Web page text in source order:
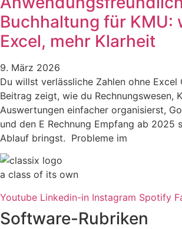
Buchhaltung für KMU:
Excel, mehr Klarheit
9. März 2026
Du willst verlässliche Zahlen ohne Excel
Beitrag zeigt, wie du Rechnungswesen,
Auswertungen einfacher organisierst,
und den E Rechnung Empfang ab 2025
Ablauf bringst. Probleme im
a class of its own
Youtube Linkedin-in Instagram Spotify
Software-Rubriken